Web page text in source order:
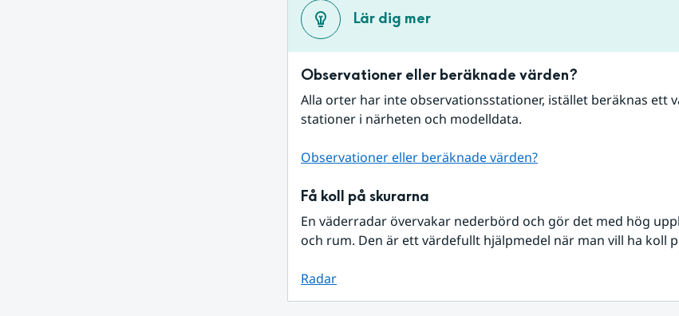
Lär dig mer
Observationer eller beräknade värden?
Alla orter har inte observationsstationer, istället beräknas ett
stationer i närheten och modelldata.
Observationer eller beräknade värden?
Få koll på skurarna
En väderradar övervakar nederbörd och gör det med hög
och rum. Den är ett värdefullt hjälpmedel när man vill ha koll
Radar